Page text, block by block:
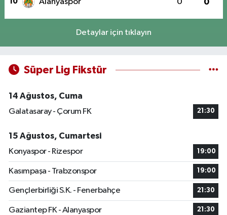
Alanyaspor 0 0
Detaylar için tıklayın
Süper Lig Fikstür
14 Ağustos, Cuma
Galatasaray - Çorum FK
21:30
15 Ağustos, Cumartesi
Konyaspor - Rizespor
19:00
Kasımpaşa - Trabzonspor 19:00
Gençlerbirliği S.K. - Fenerbahçe 21:30
Gaziantep FK - Alanyaspor 21:30